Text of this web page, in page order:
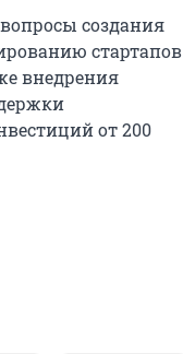
создания
стартапов
внедрения
от 200